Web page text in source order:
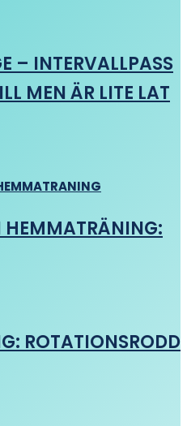
– INTERVALLPASS
MEN ÄR LITE LAT
HEMMATRÄNING:
ROTATIONSRODD